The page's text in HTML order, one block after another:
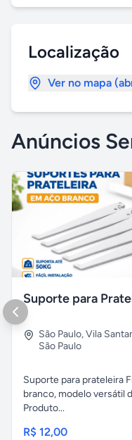
Localização
Ver no mapa
Anúncios
São Paulo,Vila
São Paulo
Suporte para prateleira
branco, modelo versátil
Produto...
R$ 12,00